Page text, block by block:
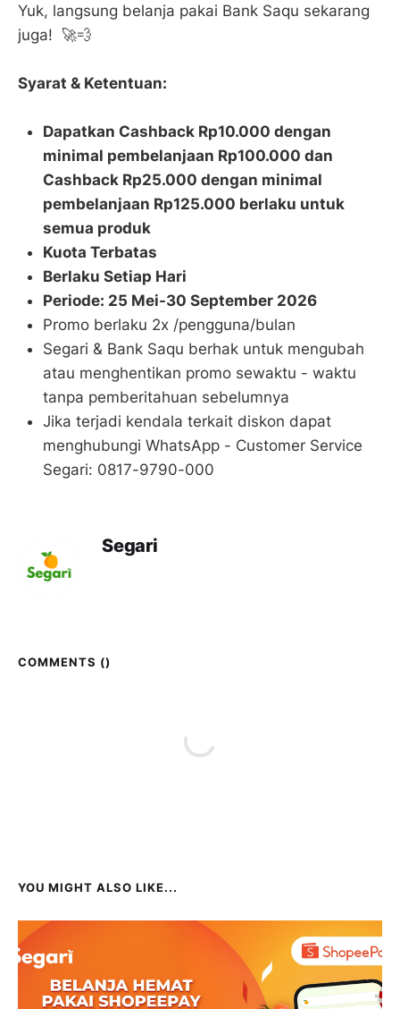
Yuk, langsung belanja pakai Bank Saqu sekarang
juga! 🚀💨
Syarat & Ketentuan:
Dapatkan Cashback Rp10.000 dengan
minimal pembelanjaan Rp100.000 dan
Cashback Rp25.000 dengan minimal
pembelanjaan Rp125.000 berlaku untuk
semua produk
Kuota Terbatas
Berlaku Setiap Hari
Periode: 25 Mei-30 September 2026
Promo berlaku 2x /pengguna/bulan
Segari & Bank Saqu berhak untuk mengubah
atau menghentikan promo sewaktu - waktu
tanpa pemberitahuan sebelumnya
Jika terjadi kendala terkait diskon dapat
menghubungi WhatsApp - Customer Service
Segari: 0817-9790-000
Segari
COMMENTS ()
YOU MIGHT ALSO LIKE...